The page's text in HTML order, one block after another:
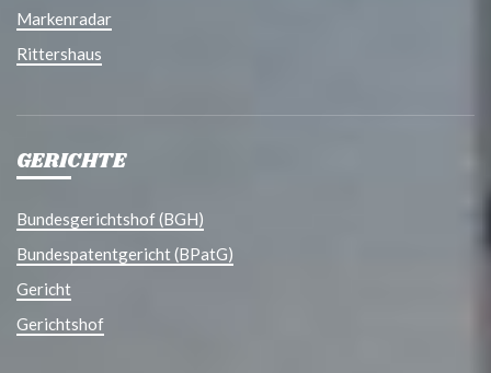
Markenradar
Rittershaus
GERICHTE
Bundesgerichtshof (BGH)
Bundespatentgericht (BPatG)
Gericht
Gerichtshof